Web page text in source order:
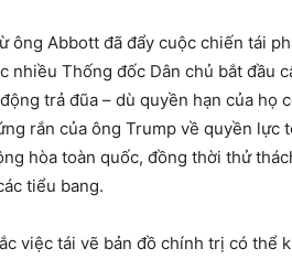
ông Abbott đã đẩy cuộc chiến tái
nhiều Thống đốc Dân chủ bắt đầu
trả đũa – dù quyền hạn của họ
rắn của ông Trump về quyền lực
hòa toàn quốc, đồng thời thử
tiểu bang.
việc tái vẽ bản đồ chính trị có thể